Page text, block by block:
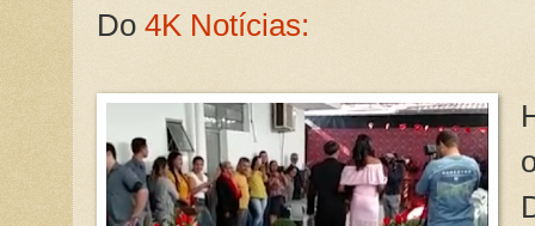
Do 4K Notícias: